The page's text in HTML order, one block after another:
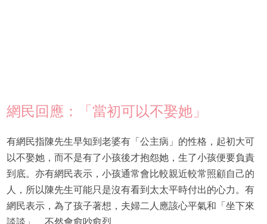
網民回應：「當初可以不娶她」
有網民指陳先生早知到老婆有「公主病」的性格，起初大可
以不娶她，而不是有了小孩後才抱怨她，生了小孩便要負責
到底。亦有網民表示，小孩通常會比較親近較常照顧自己的
人，所以陳先生可能只是沒有看到太太平時付出的心力。有
網民表示，為了孩子著想，夫婦二人應該心平氣和「坐下來
談談」，不然會愈吵愈烈。